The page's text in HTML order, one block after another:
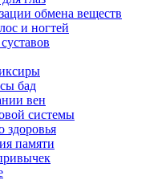
обмена веществ
и ногтей
бад
вен
системы
здоровья
памяти